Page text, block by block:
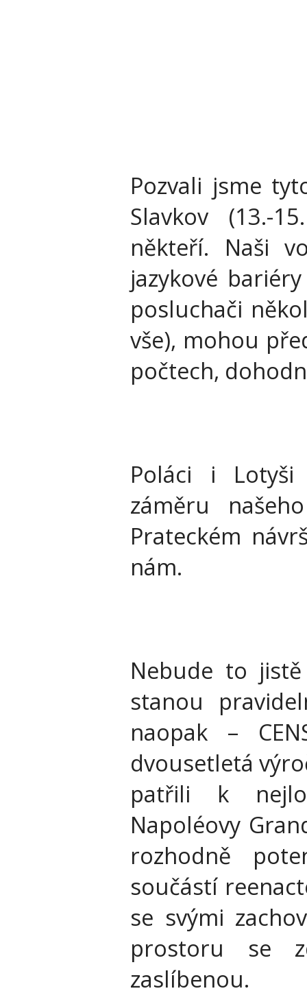
Pozvali jsme
Slavkov (13.-
někteří. Naši
jazykové
posluchači
vše), mohou
počtech,
Poláci i Lotyši
záměru
Prateckém
nám.
Nebude to
stanou
naopak –
dvousetletá
patřili k
Napoléovy
rozhodně
součástí
se svými
prostoru se
zaslíbenou.